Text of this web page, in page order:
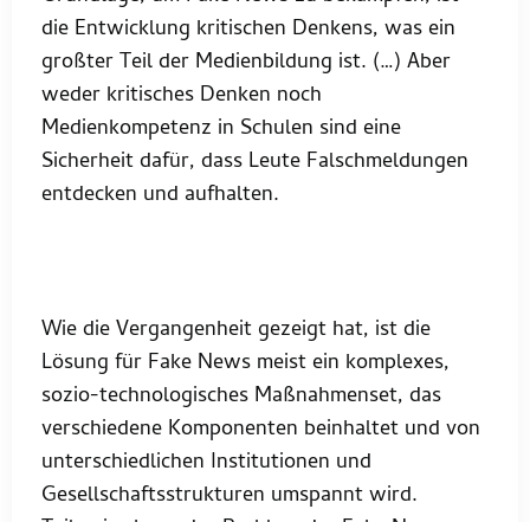
die Entwicklung kritischen Denkens, was ein
großter Teil der Medienbildung ist. (…) Aber
weder kritisches Denken noch
Medienkompetenz in Schulen sind eine
Sicherheit dafür, dass Leute Falschmeldungen
entdecken und aufhalten.
Wie die Vergangenheit gezeigt hat, ist die
Lösung für Fake News meist ein komplexes,
sozio-technologisches Maßnahmenset, das
verschiedene Komponenten beinhaltet und von
unterschiedlichen Institutionen und
Gesellschaftsstrukturen umspannt wird.